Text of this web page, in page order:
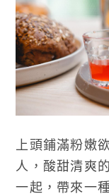
上頭鋪滿粉嫩
人，酸甜清爽
一起，帶來一